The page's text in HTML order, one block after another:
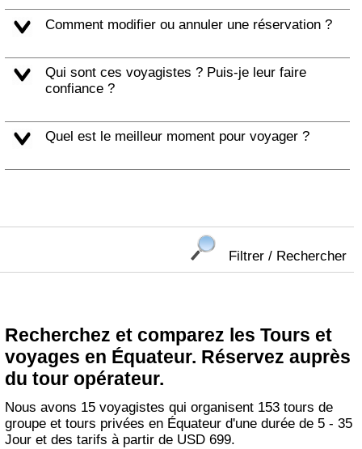
Comment modifier ou annuler une réservation ?
Qui sont ces voyagistes ? Puis-je leur faire
confiance ?
Quel est le meilleur moment pour voyager ?
Filtrer / Rechercher
Recherchez et comparez les Tours et
voyages en Équateur. Réservez auprès
du tour opérateur.
Nous avons 15 voyagistes qui organisent 153 tours de
groupe et tours privées en Équateur d'une durée de 5 - 35
Jour et des tarifs à partir de USD 699.